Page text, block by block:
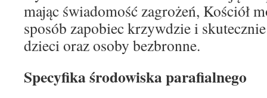
mając świadomość zagrożeń, Kościół
sposób zapobiec krzywdzie i
dzieci oraz osoby bezbronne.
Specyfika środowiska parafialnego